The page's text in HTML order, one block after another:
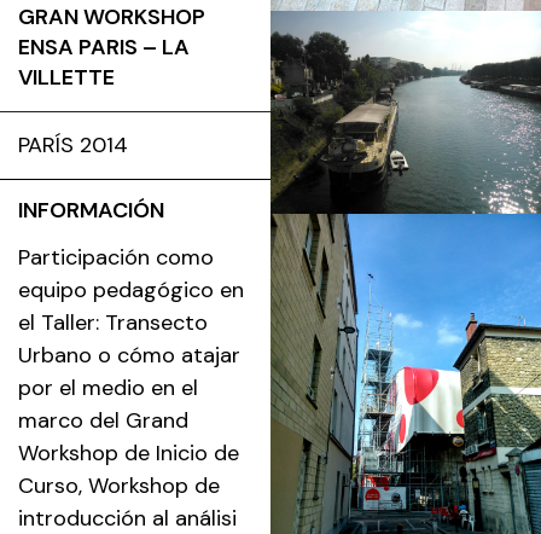
GRAN WORKSHOP
ENSA PARIS – LA
VILLETTE
PARÍS 2014
INFORMACIÓN
Participación como
equipo pedagógico en
el Taller: Transecto
Urbano o cómo atajar
por el medio en el
marco del Grand
Workshop de Inicio de
Curso, Workshop de
introducción al análisi